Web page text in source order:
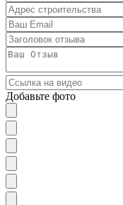
Добавьте фото